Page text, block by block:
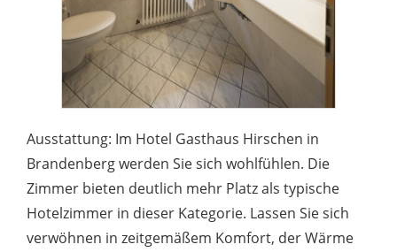
Ausstattung: Im Hotel Gasthaus Hirschen in
Brandenberg werden Sie sich wohlfühlen. Die
Zimmer bieten deutlich mehr Platz als typische
Hotelzimmer in dieser Kategorie. Lassen Sie sich
verwöhnen in zeitgemäßem Komfort, der Wärme